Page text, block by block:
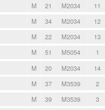
M 21 M2034 11
M 34 M2034 12
M 22 M2034 13
M 51 M5054 1
M 20 M2034 14
M 37 M3539 2
M 39 M3539 3